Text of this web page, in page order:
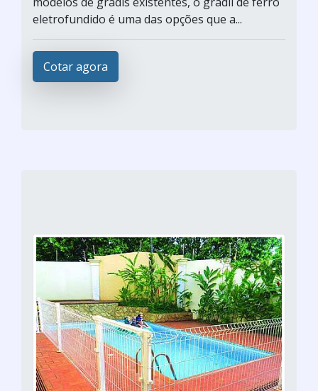
eletrofundido é uma das opções que a...
Cotar agora